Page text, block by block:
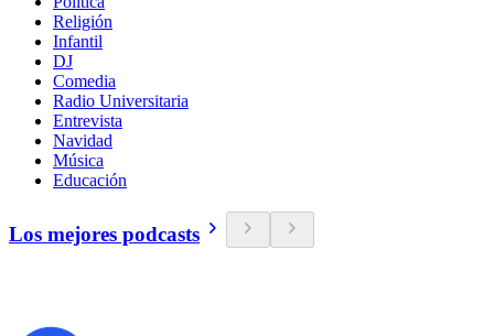
Religión
Infantil
DJ
Comedia
Radio Universitaria
Entrevista
Navidad
Música
Educación
Los mejores podcasts